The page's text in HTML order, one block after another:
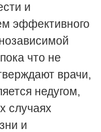
и
эффективного
что не
врачи,
недугом,
случаях
и